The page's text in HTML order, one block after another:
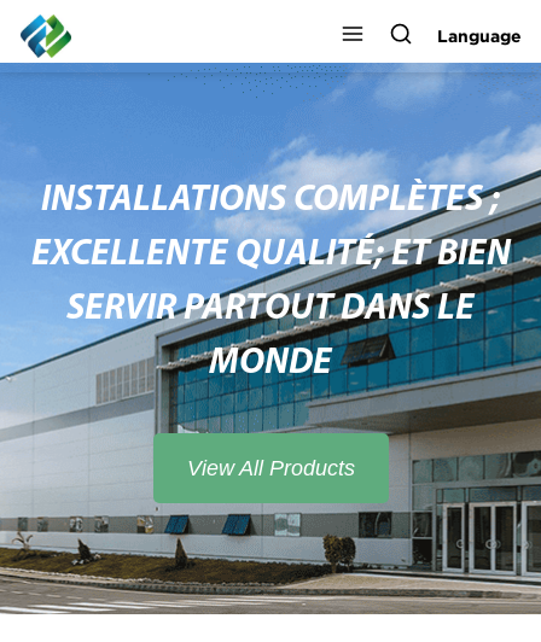
Language
INSTALLATIONS COMPLÈTES ;
EXCELLENTE QUALITÉ; ET BIEN
SERVIR PARTOUT DANS LE
MONDE
View All Products